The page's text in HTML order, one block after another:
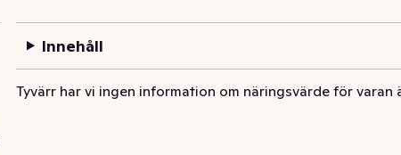
Innehåll
Tyvärr har vi ingen information om näringsvärde för varan